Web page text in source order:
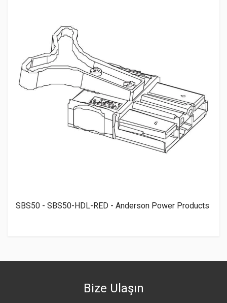
SBS50 - SBS50-HDL-RED - Anderson Power Products
Bize Ulaşın